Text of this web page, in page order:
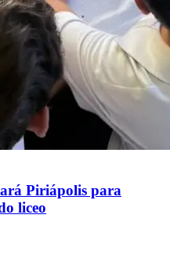
Piriápolis para
liceo